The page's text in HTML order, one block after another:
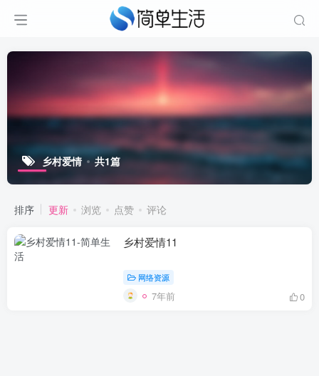
乡村爱情 共1篇
排序 更新 浏览 点赞 评论
乡村爱情11
网络资源
7年前 0